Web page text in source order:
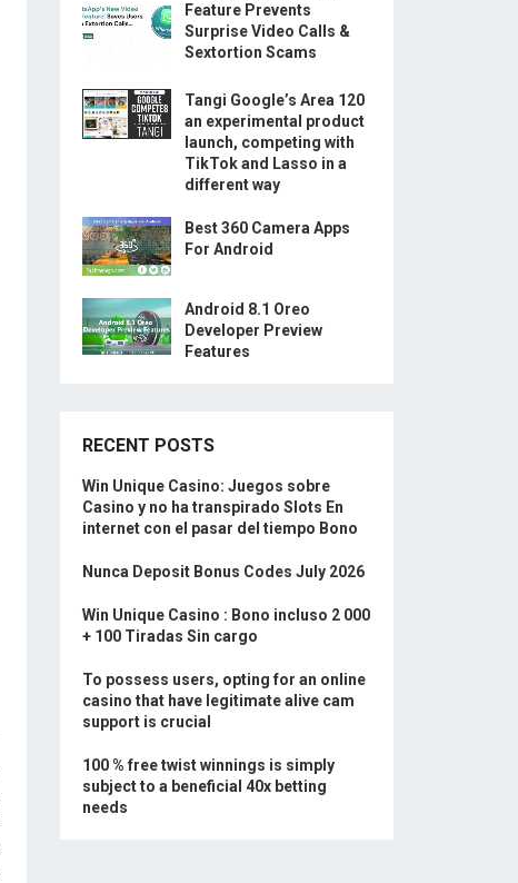
Feature Prevents
Surprise Video Calls &
Sextortion Scams
Tangi Google’s Area 120
an experimental product
launch, competing with
TikTok and Lasso in a
different way
Best 360 Camera Apps
For Android
Android 8.1 Oreo
Developer Preview
Features
RECENT POSTS
Win Unique Casino: Juegos sobre
Casino y no ha transpirado Slots En
internet con el pasar del tiempo Bono
Nunca Deposit Bonus Codes July 2026
Win Unique Casino : Bono incluso 2 000
+ 100 Tiradas Sin cargo
To possess users, opting for an online
casino that have legitimate alive cam
support is crucial
100 % free twist winnings is simply
subject to a beneficial 40x betting
needs